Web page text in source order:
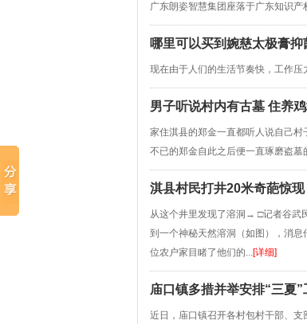
广东朗姿智慧集团座落于广东知识
哪里可以买到婉慈太极膏
现在由于人们的生活节奏快，工作
男子听说村内有古墓 住养
家住淇县的郑金一直都听人说自己
不已的郑金自此之后便一直琢磨盗
淇县村民打井20米奇葩惊
从这个井里发现了溶洞→ □记者谷武
到一个神秘天然溶洞（如图），消
位农户家目睹了他们的...[详细]
庙口镇多措并举安排“三夏”
近日，庙口镇召开各村包村干部、